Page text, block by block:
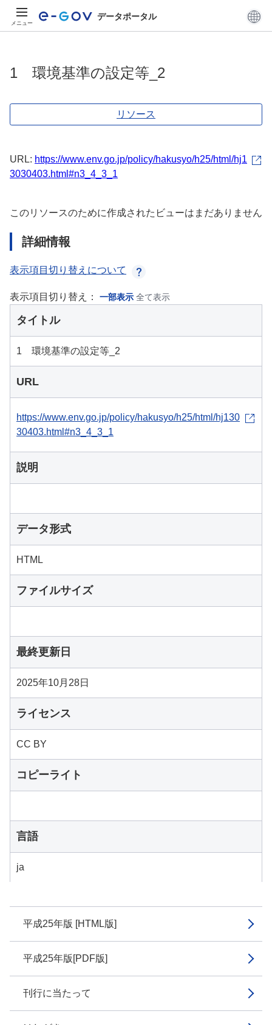
メニュー
データポータル
平成25年版 [HTML版]
平成25年版[PDF版]
刊行に当たって
1 環境基準の設定等_2
リソース
URL: https://www.env.go.jp/policy/hakusyo/h25/html/hj1
3030403.html#n3_4_3_1
このリソースのために作成されたビューはまだありません
詳細情報
表示項目切り替えについて
表示項目切り替え： 一部表示 全て表示
タイトル
1 環境基準の設定等_2
URL
https://www.env.go.jp/policy/hakusyo/h25/html/hj130
30403.html#n3_4_3_1
説明
データ形式
HTML
ファイルサイズ
最終更新日
2025年10月28日
ライセンス
CC BY
コピーライト
言語
ja